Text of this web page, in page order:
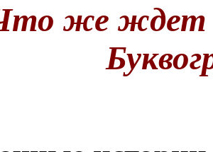
же ждет